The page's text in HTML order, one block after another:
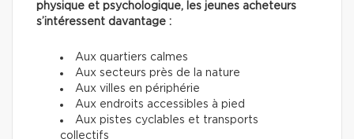
physique et psychologique, les jeunes acheteurs
s’intéressent davantage :
Aux quartiers calmes
Aux secteurs près de la nature
Aux villes en périphérie
Aux endroits accessibles à pied
Aux pistes cyclables et transports
collectifs